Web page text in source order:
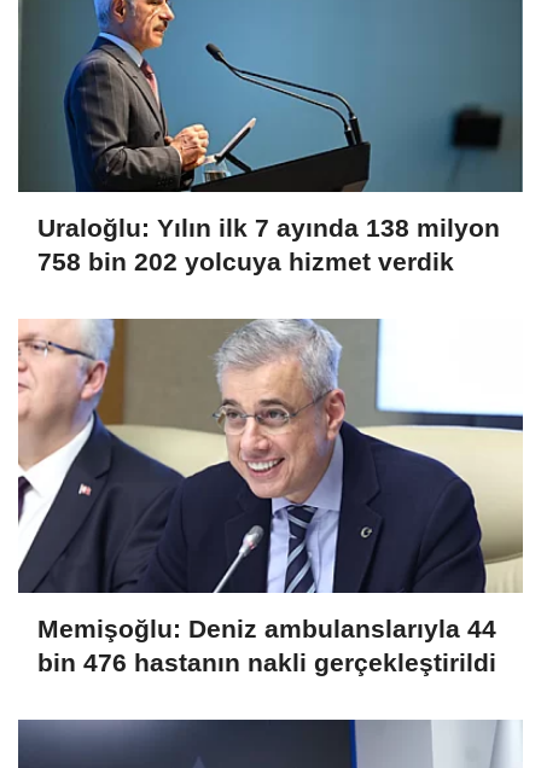
Uraloğlu: Yılın ilk 7 ayında 138 milyon
758 bin 202 yolcuya hizmet verdik
Memişoğlu: Deniz ambulanslarıyla 44
bin 476 hastanın nakli gerçekleştirildi